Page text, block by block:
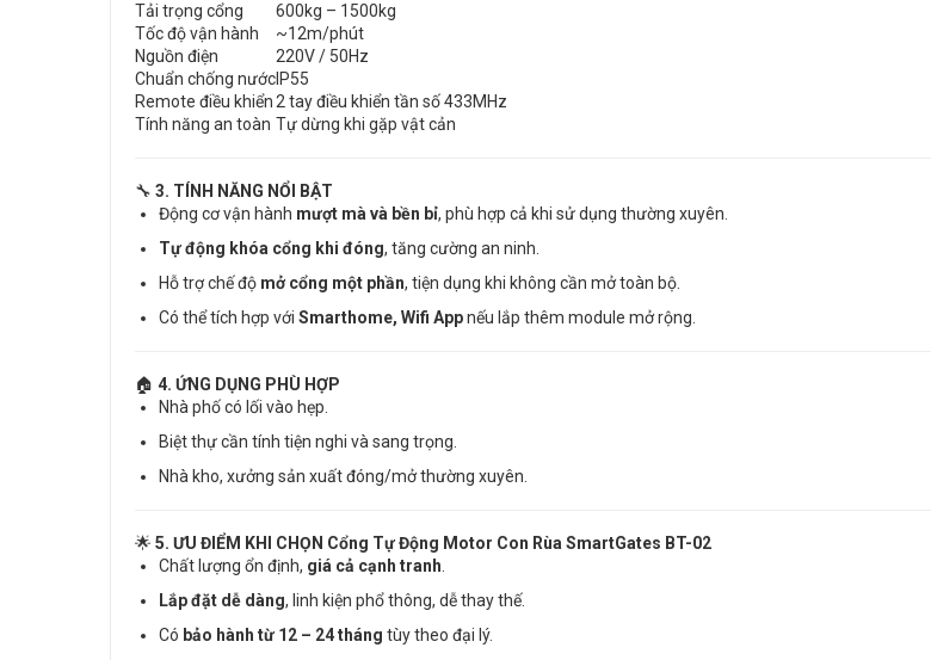
Tải trọng cổng
600kg – 1500kg
Tốc độ vận hành
~12m/phút
Nguồn điện
220V / 50Hz
Chuẩn chống nước IP55
Remote điều khiển 2 tay điều khiển tần số 433MHz
Tính năng an toàn Tự dừng khi gặp vật cản
🔧 3. TÍNH NĂNG NỔI BẬT
Động cơ vận hành mượt mà và bền bỉ, phù hợp cả khi sử dụng thường xuyên.
Tự động khóa cổng khi đóng, tăng cường an ninh.
Hỗ trợ chế độ mở cổng một phần, tiện dụng khi không cần mở toàn bộ.
Có thể tích hợp với Smarthome, Wifi Appnếu lắp thêm module mở rộng.
🏠 4. ỨNG DỤNG PHÙ HỢP
Nhà phố có lối vào hẹp.
Biệt thự cần tính tiện nghi và sang trọng.
Nhà kho, xưởng sản xuất đóng/mở thường xuyên.
🌟 5. ƯU ĐIỂM KHI CHỌN Cổng Tự Động Motor Con Rùa SmartGates BT-02
Chất lượng ổn định, giá cả cạnh tranh
Lắp đặt dễ dàng, linh kiện phổ thông, dễ thay thế.
Có bảo hành từ 12 – 24 tháng tùy theo đại lý.